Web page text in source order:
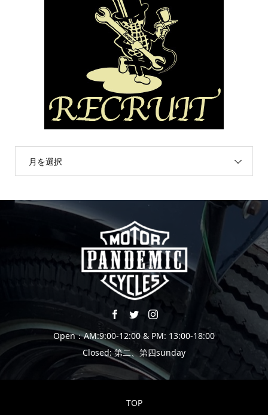
月を選択
Open：AM:9:00-12:00 & PM: 13:00-18:00
Closed: 第二、第四sunday
TOP